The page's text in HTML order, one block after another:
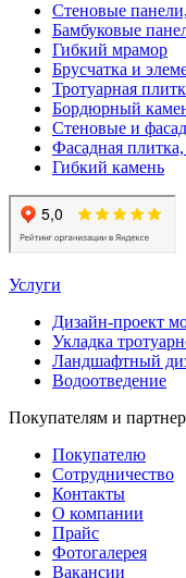
Стеновые
Бамбуковые
Гибкий мрамор
Брусчатка и
Тротуарная
Бордюрный
Стеновые и
Фасадная
Гибкий камень
Услуги
Дизайн-проект
Укладка
Ландшафтный
Водоотведение
Покупателям и
Покупателю
Сотрудничество
Контакты
О компании
Прайс
Фотогалерея
Вакансии